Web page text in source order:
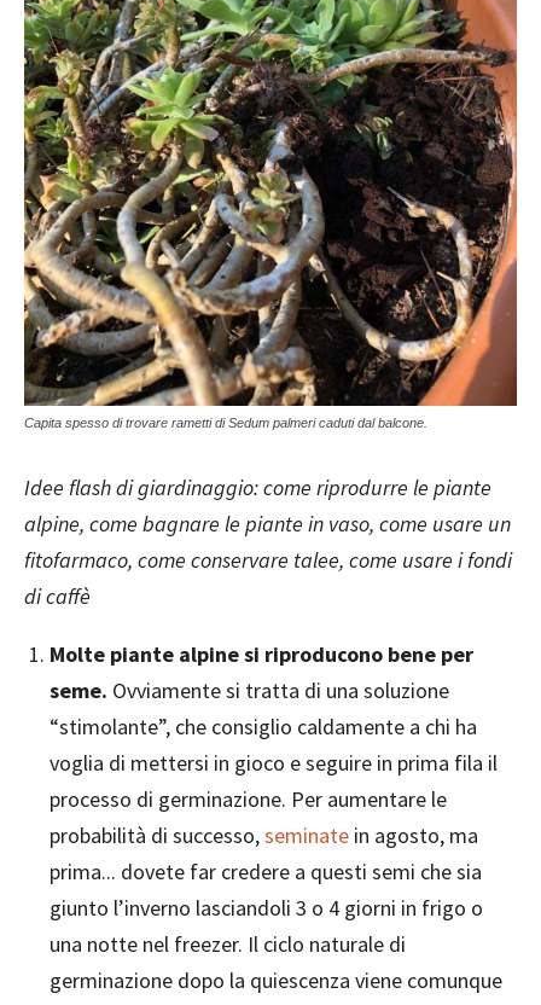
Capita spesso di trovare rametti di Sedum palmeri caduti dal balcone.
Idee flash di giardinaggio: come riprodurre le piante
alpine, come bagnare le piante in vaso, come usare un
fitofarmaco, come conservare talee, come usare i fondi
di caffè
Molte piante alpine si riproducono bene per
seme. Ovviamente si tratta di una soluzione
“stimolante”, che consiglio caldamente a chi ha
voglia di mettersi in gioco e seguire in prima fila il
processo di germinazione. Per aumentare le
probabilità di successo,seminate in agosto, ma
prima... dovete far credere a questi semi che sia
giunto l’inverno lasciandoli 3 o 4 giorni in frigo o
una notte nel freezer. Il ciclo naturale di
germinazione dopo la quiescenza viene comunque